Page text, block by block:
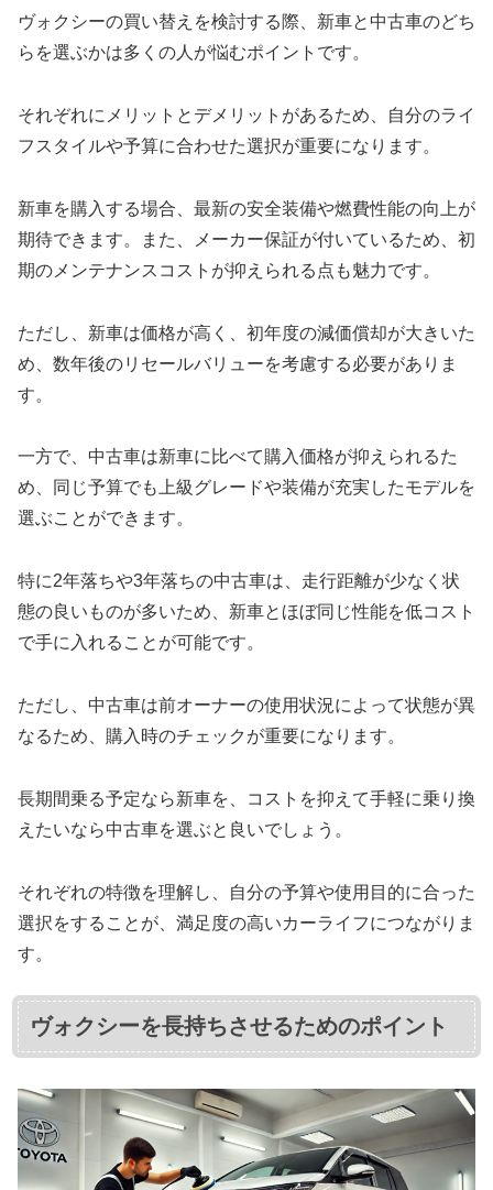
ヴォクシーの買い替えを検討する際、新車と中古車のどち
らを選ぶかは多くの人が悩むポイントです。
それぞれにメリットとデメリットがあるため、自分のライ
フスタイルや予算に合わせた選択が重要になります。
新車を購入する場合、最新の安全装備や燃費性能の向上が
期待できます。また、メーカー保証が付いているため、初
期のメンテナンスコストが抑えられる点も魅力です。
ただし、新車は価格が高く、初年度の減価償却が大きいた
め、数年後のリセールバリューを考慮する必要がありま
す。
一方で、中古車は新車に比べて購入価格が抑えられるた
め、同じ予算でも上級グレードや装備が充実したモデルを
選ぶことができます。
特に2年落ちや3年落ちの中古車は、走行距離が少なく状
態の良いものが多いため、新車とほぼ同じ性能を低コスト
で手に入れることが可能です。
ただし、中古車は前オーナーの使用状況によって状態が異
なるため、購入時のチェックが重要になります。
長期間乗る予定なら新車を、コストを抑えて手軽に乗り換
えたいなら中古車を選ぶと良いでしょう。
それぞれの特徴を理解し、自分の予算や使用目的に合った
選択をすることが、満足度の高いカーライフにつながりま
す。
ヴォクシーを長持ちさせるためのポイント